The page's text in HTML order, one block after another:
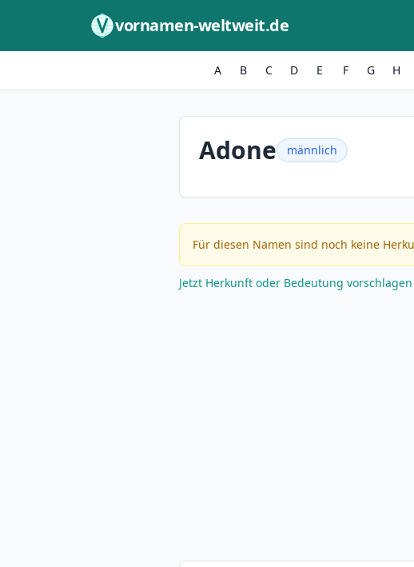
vornamen-weltweit.de
A B C D E F G H
Adone männlich
Für diesen Namen sind noch keine
Jetzt Herkunft oder Bedeutung